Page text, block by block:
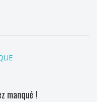
manqué !